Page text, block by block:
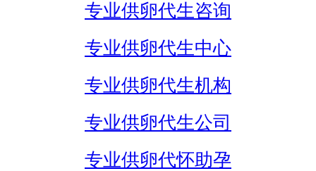
专业供卵代生咨询
专业供卵代生中心
专业供卵代生机构
专业供卵代生公司
专业供卵代怀助孕